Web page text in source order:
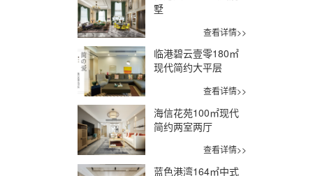
墅
查看详情>>
临港碧云壹零180㎡
现代简约大平层
查看详情>>
海信花苑100㎡现代
简约两室两厅
查看详情>>
蓝色港湾164㎡中式